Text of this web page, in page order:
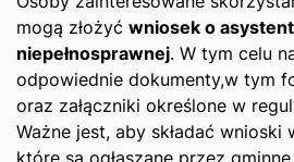
mogą ‌złożyć wniosek o
niepełnosprawnej. W ​tym celu
odpowiednie⁤ dokumenty,w tym
oraz⁤ załączniki określone w
⁢Ważne jest,⁤ aby składać wnioski
które są ogłaszane przez